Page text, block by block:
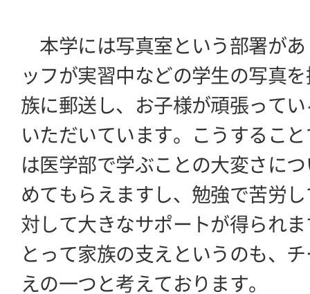
本学には写真室という部署があ
ッフが実習中などの学生の写真
族に郵送し、お子様が頑張って
いただいています。こうするこ
は医学部で学ぶことの大変さに
めてもらえますし、勉強で苦労
対して大きなサポートが得られ
とって家族の支えというのも、
えの一つと考えております。